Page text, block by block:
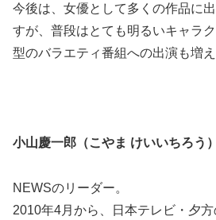
今後は、女優として多くの作品に
すが、普段はとても明るいキャラ
型のバラエティ番組への出演も増
小山慶一郎（こやま けいいちろう）
NEWSのリーダー。
2010年4月から、日本テレビ・夕